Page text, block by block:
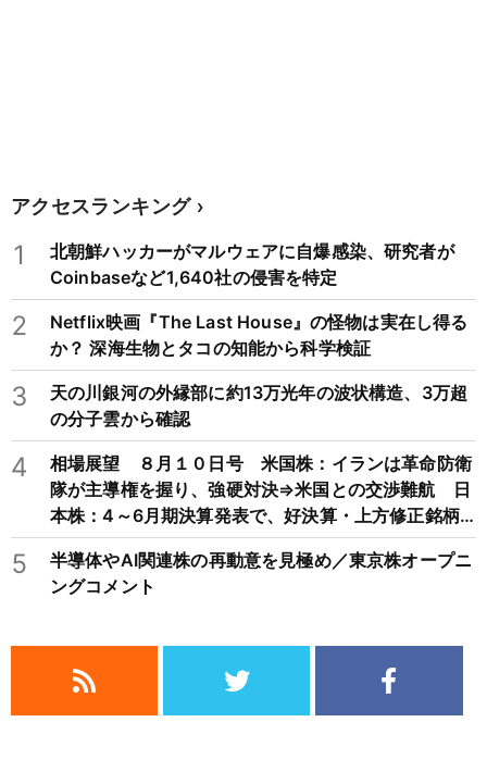
アクセスランキング
1
北朝鮮ハッカーがマルウェアに自爆感染、研究者が
Coinbaseなど1,640社の侵害を特定
2
Netflix映画『The Last House』の怪物は実在し得る
か？ 深海生物とタコの知能から科学検証
3
天の川銀河の外縁部に約13万光年の波状構造、3万超
の分子雲から確認
4
相場展望 ８月１０日号 米国株：イランは革命防衛
隊が主導権を握り、強硬対決⇒米国との交渉難航 日
本株：4～6月期決算発表で、好決算・上方修正銘柄
が軒並み買われる展開
5
半導体やAI関連株の再動意を見極め／東京株オープニ
ングコメント